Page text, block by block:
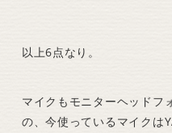
以上6点なり。
マイクもモニターヘッドフ
の、今使っているマイクは